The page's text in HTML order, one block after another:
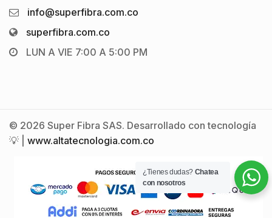
info@superfibra.com.co
superfibra.com.co
LUN A VIE 7:00 A 5:00 PM
© 2026 Super Fibra SAS. Desarrollado con tecnología
💡 | www.altatecnologia.com.co
¿Tienes dudas? Chatea
con nosotros